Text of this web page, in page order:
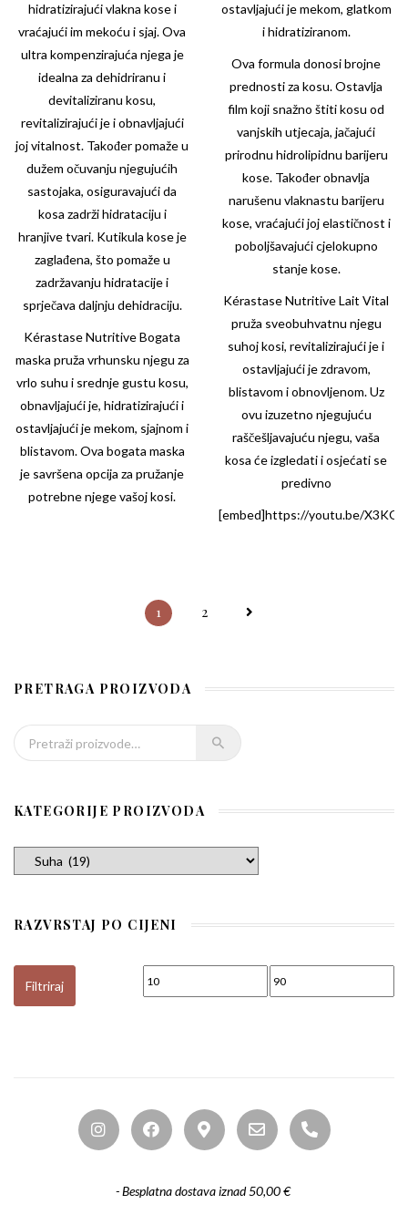
hidratizirajući vlakna kose i
vraćajući im mekoću i sjaj. Ova
ultra kompenzirajuća njega je
idealna za dehidriranu i
devitaliziranu kosu,
revitalizirajući je i obnavljajući
joj vitalnost. Također pomaže u
dužem očuvanju njegujućih
sastojaka, osiguravajući da
kosa zadrži hidrataciju i
hranjive tvari. Kutikula kose je
zaglađena, što pomaže u
zadržavanju hidratacije i
sprječava daljnju dehidraciju.
Kérastase NutritiveBogata
maska pruža vrhunsku njegu za
vrlo suhu i srednje gustu kosu,
obnavljajući je, hidratizirajući i
ostavljajući je mekom, sjajnom i
blistavom. Ova bogata maska
je savršena opcija za pružanje
potrebne njege vašoj kosi.
ostavljajući je mekom, glatkom
i hidratiziranom.
Ova formula donosi brojne
prednosti za kosu. Ostavlja
film koji snažno štiti kosu od
vanjskih utjecaja, jačajući
prirodnu hidrolipidnu barijeru
kose. Također obnavlja
narušenu vlaknastu barijeru
kose, vraćajući joj elastičnost i
poboljšavajući cjelokupno
stanje kose.
Kérastase Nutritive Lait Vital
pruža sveobuhvatnu njegu
suhoj kosi, revitalizirajući je i
ostavljajući je zdravom,
blistavom i obnovljenom. Uz
ovu izuzetno njegujuću
raščešljavajuću njegu, vaša
kosa će izgledati i osjećati se
predivno
[embed]https://youtu.be/
1 2
PRETRAGA PROIZVODA
Pretraži:
KATEGORIJE PROIZVODA
RAZVRSTAJ PO CIJENI
Min cijena Maks cijena
Filtriraj
- Besplatna dostava iznad 50,00 €